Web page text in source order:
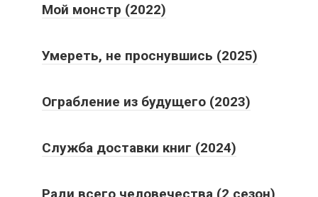
Мой монстр (2022)
Умереть, не проснувшись (2025)
Ограбление из будущего (2023)
Служба доставки книг (2024)